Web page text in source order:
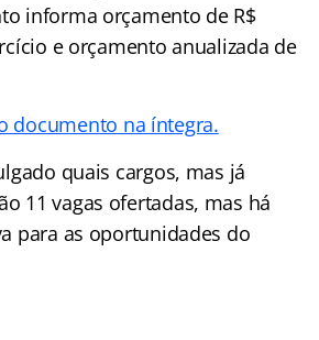
informa orçamento de R$
e orçamento anualizada de
documento na íntegra.
quais cargos, mas já
11 vagas ofertadas, mas há
para as oportunidades do